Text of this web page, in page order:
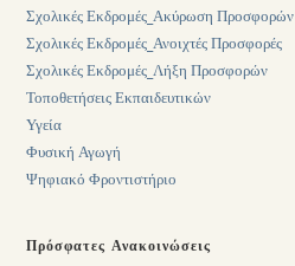
Σχολικές Εκδρομές_Ακύρωση Προσφορών
Σχολικές Εκδρομές_Ανοιχτές Προσφορές
Σχολικές Εκδρομές_Λήξη Προσφορών
Τοποθετήσεις Εκπαιδευτικών
Υγεία
Φυσική Αγωγή
Ψηφιακό Φροντιστήριο
Πρόσφατες Ανακοινώσεις